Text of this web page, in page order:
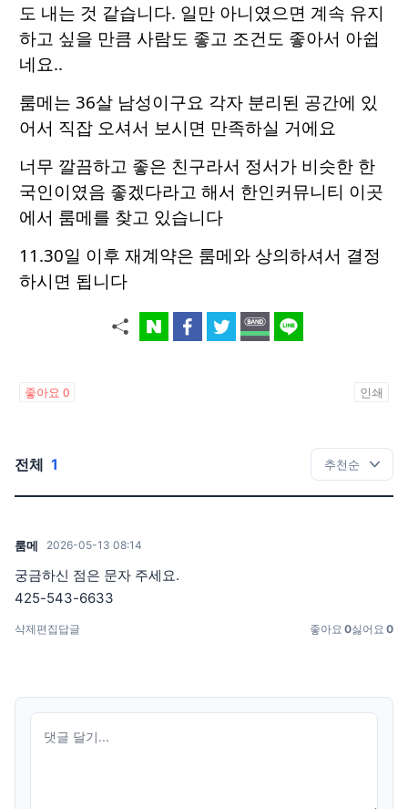
도 내는 것 같습니다. 일만 아니였으면 계속 유지
하고 싶을 만큼 사람도 좋고 조건도 좋아서 아쉽
네요..
룸메는 36살 남성이구요 각자 분리된 공간에 있
어서 직잡 오셔서 보시면 만족하실 거에요
너무 깔끔하고 좋은 친구라서 정서가 비슷한 한
국인이였음 좋겠다라고 해서 한인커뮤니티 이곳
에서 룸메를 찾고 있습니다
11.30일 이후 재계약은 룸메와 상의하셔서 결정
하시면 됩니다
좋아요 0 인쇄
전체 1
룸메 2026-05-13 08:14
궁금하신 점은 문자 주세요.
425-543-6633
삭제편집 답글 좋아요 0싫어요 0